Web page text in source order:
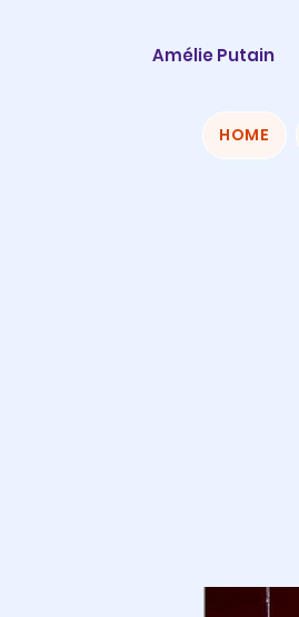
Amélie Putain
HOME